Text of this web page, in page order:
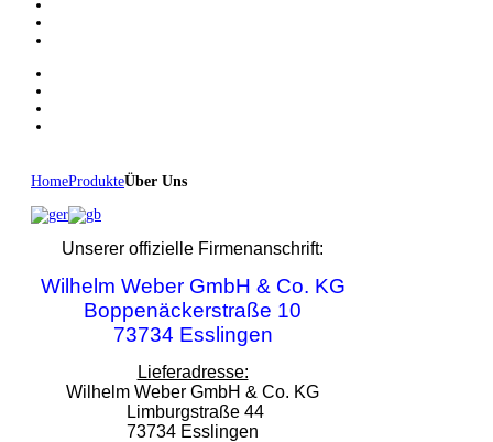
HomeProdukteÜber Uns
Unserer offizielle Firmenanschrift:
Wilhelm Weber GmbH & Co. KG
Boppenäckerstraße 10
73734 Esslingen
Lieferadresse:
Wilhelm Weber GmbH & Co. KG
Limburgstraße 44
73734 Esslingen